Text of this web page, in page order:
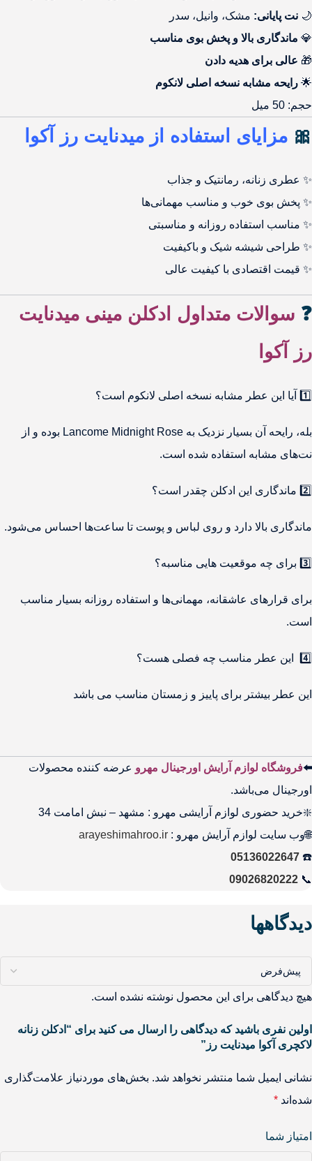
🌙 نت پایانی: مشک، وانیل، سدر
💎 ماندگاری بالا و پخش بوی مناسب
🎁 عالی برای هدیه دادن
🌟 رایحه مشابه نسخه اصلی لانکوم
حجم: 50 میل
🎀 مزایای استفاده از میدنایت رز آکوا
✨ عطری زنانه، رمانتیک و جذاب
✨ پخش بوی خوب و مناسب مهمانی‌ها
✨ مناسب استفاده روزانه و مناسبتی
✨ طراحی شیشه شیک و باکیفیت
✨ قیمت اقتصادی با کیفیت عالی
❓ سوالات متداول ادکلن مینی میدنایت
رز آکوا
1️⃣ آیا این عطر مشابه نسخه اصلی لانکوم است؟
بله، رایحه آن بسیار نزدیک به Lancome Midnight Rose بوده و از
نت‌های مشابه استفاده شده است.
2️⃣ ماندگاری این ادکلن چقدر است؟
ماندگاری بالا دارد و روی لباس و پوست تا ساعت‌ها احساس می‌شود.
3️⃣ برای چه موقعیت هایی مناسبه؟
برای قرارهای عاشقانه، مهمانی‌ها و استفاده روزانه بسیار مناسب
است.
4️⃣ این عطر مناسب چه فصلی هست؟
این عطر بیشتر برای پاییز و زمستان مناسب می باشد
⬅️فروشگاه لوازم آرایش اورجینال مهرو عرضه کننده محصولات
اورجینال می‌باشد.
❇️خرید حضوری لوازم آرایشی مهرو : مشهد – نبش امامت 34
🌐وب سایت لوازم آرایش مهرو : arayeshimahroo.ir
☎️
05136022647
📞
09026820222
دیدگاهها
هیچ دیدگاهی برای این محصول نوشته نشده است.
اولین نفری باشید که دیدگاهی را ارسال می کنید برای “ادکلن زنانه
لاکچری آکوا میدنایت رز”
نشانی ایمیل شما منتشر نخواهد شد. بخش‌های موردنیاز علامت‌گذاری
شده‌اند *
امتیاز شما